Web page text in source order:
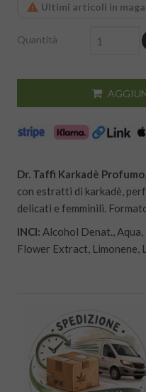
Ultimi articoli in
Quantità
Dr. Taffi Karkadè Profumo
con estratti di karkadè,
delicati e femminili.
INCI: Alcohol Denat.,
Flower Extract, Limonene,